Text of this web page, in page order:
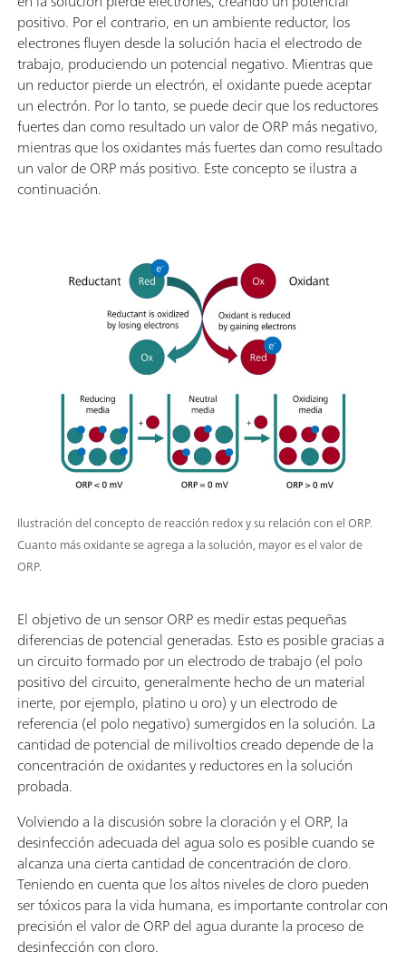
positivo. Por el contrario, en un ambiente reductor, los
electrones fluyen desde la solución hacia el electrodo de
trabajo, produciendo un potencial negativo. Mientras que
un reductor pierde un electrón, el oxidante puede aceptar
un electrón. Por lo tanto, se puede decir que los reductores
fuertes dan como resultado un valor de ORP más negativo,
mientras que los oxidantes más fuertes dan como resultado
un valor de ORP más positivo. Este concepto se ilustra a
continuación.
Ilustración del concepto de reacción redox y su relación con el ORP.
Cuanto más oxidante se agrega a la solución, mayor es el valor de
ORP.
El objetivo de un sensor ORP es medir estas pequeñas
diferencias de potencial generadas. Esto es posible gracias a
un circuito formado por un electrodo de trabajo (el polo
positivo del circuito, generalmente hecho de un material
inerte, por ejemplo, platino u oro) y un electrodo de
referencia (el polo negativo) sumergidos en la solución. La
cantidad de potencial de milivoltios creado depende de la
concentración de oxidantes y reductores en la solución
probada.
Volviendo a la discusión sobre la cloración y el ORP, la
desinfección adecuada del agua solo es posible cuando se
alcanza una cierta cantidad de concentración de cloro.
Teniendo en cuenta que los altos niveles de cloro pueden
ser tóxicos para la vida humana, es importante controlar con
precisión el valor de ORP del agua durante la proceso de
desinfección con cloro.